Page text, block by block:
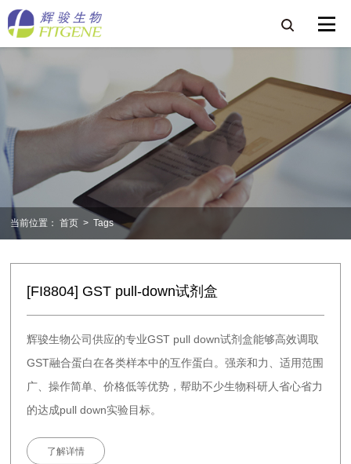
当前位置： 首页 > Tags
[FI8804] GST pull-down试剂盒
辉骏生物公司供应的专业GST pull down试剂盒能够高效调取
GST融合蛋白在各类样本中的互作蛋白。强亲和力、适用范围
广、操作简单、价格低等优势，帮助不少生物科研人省心省力
的达成pull down实验目标。
了解详情